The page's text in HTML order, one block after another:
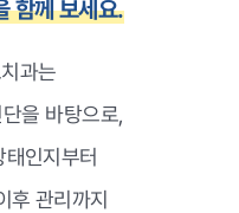
함께 보세요.
과는
을 바탕으로,
인지부터
후 관리까지